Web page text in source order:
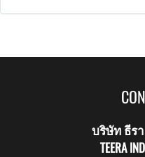
บริษัท ธีร
TEERA